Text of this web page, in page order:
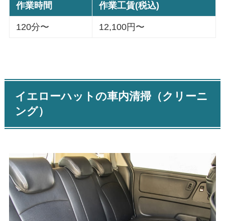
作業時間 作業工賃(税込)
120分〜 12,100円〜
イエローハットの車内清掃（クリーニ
ング）